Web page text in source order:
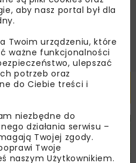
ZAPISZ MNIE
INWESTYCJE WIADOMOŚCI
aby nasz portal był dla
Twoim urządzeniu, które
ważne funkcjonalności
ulepszać
potrzeb oraz
do Ciebie treści i
niezbędne do
działania serwisu –
Twojej zgody.
Twoje
naszym Użytkownikiem.